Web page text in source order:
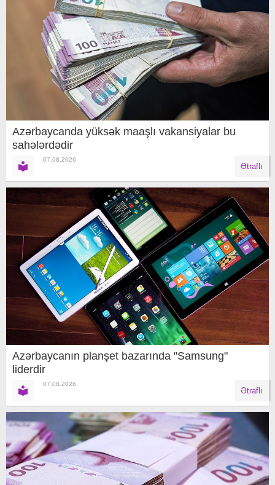
Azərbaycanda yüksək maaşlı vakansiyalar bu
sahələrdədir
07.08.2026
Ətraflı
Azərbaycanın planşet bazarında "Samsung"
liderdir
07.08.2026
Ətraflı